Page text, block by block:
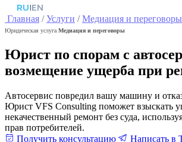
RU|EN
Главная /Услуги /Медиация и переговоры
Юридическая услуга Медиация и переговоры
Юрист по спорам с
возмещение ущерба при
Автосервис повредил вашу машину и
Юрист VFS Consulting поможет взыскать
некачественный ремонт без суда,
прав потребителей.
Получить консультацию
Написать в